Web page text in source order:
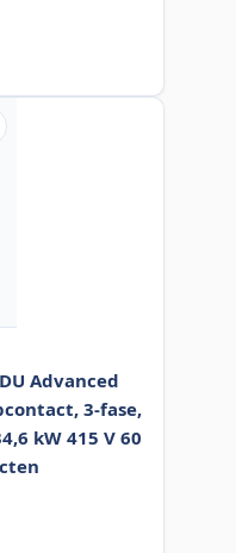
Advanced
3-fase,
kW 415 V 60